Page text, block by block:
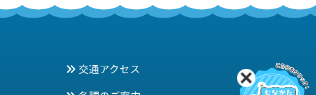
交通アクセス